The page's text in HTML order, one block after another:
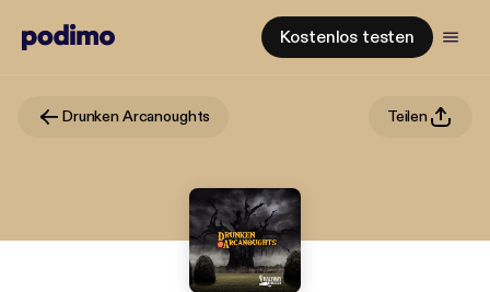
Kostenlos testen
Drunken Arcanoughts Teilen